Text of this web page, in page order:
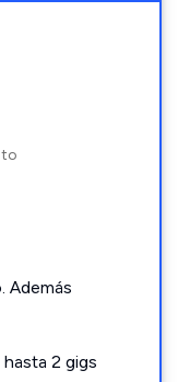
to
Además
2 gigs